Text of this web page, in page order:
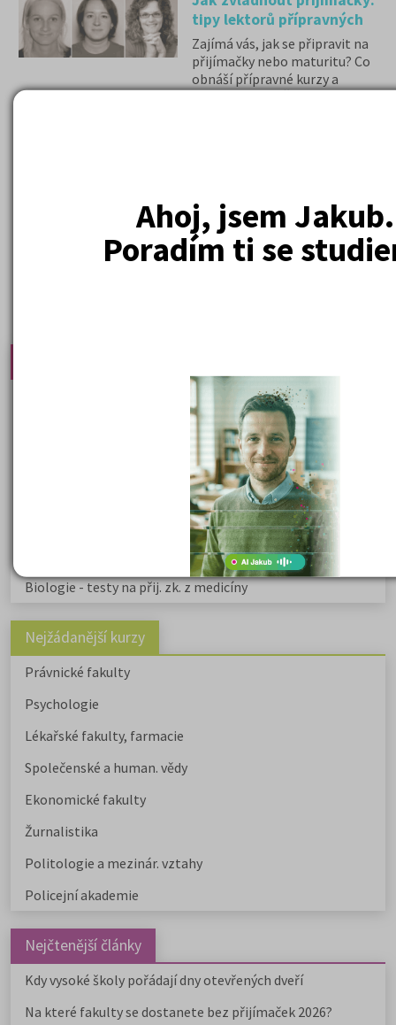
Ahoj, jsem Jakub.
Poradím ti se
tipy lektorů přípravných
kurzů
Zajímá vás, jak se připravit na
přijímačky nebo maturitu? Co
obnáší přípravné kurzy a
Psychologie - podklady pro přijímačky
Přijímací zkoušky z matematiky na VŠE Praha
Řešení otázek Policejní akademie
Politologie - testy na přijímačky VŠ
Sociologie - testy na přijímačky VŠ
Biologie - testy na přij. zk. z medicíny
Nejžádanější kurzy
Právnické fakulty
Psychologie
Lékařské fakulty, farmacie
Společenské a human. vědy
Ekonomické fakulty
Žurnalistika
Politologie a mezinár. vztahy
Policejní akademie
Nejčtenější články
Kdy vysoké školy pořádají dny otevřených dveří
Na které fakulty se dostanete bez přijímaček 2026?